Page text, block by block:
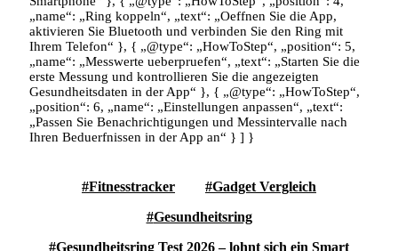
„name“: „Ring koppeln“, „text“: „Oeffnen Sie die App,
aktivieren Sie Bluetooth und verbinden Sie den Ring mit
Ihrem Telefon“ }, { „@type“: „HowToStep“, „position“: 5,
„name“: „Messwerte ueberpruefen“, „text“: „Starten Sie die
erste Messung und kontrollieren Sie die angezeigten
Gesundheitsdaten in der App“ }, { „@type“: „HowToStep“,
„position“: 6, „name“: „Einstellungen anpassen“, „text“:
„Passen Sie Benachrichtigungen und Messintervalle nach
Ihren Beduerfnissen in der App an“ } ] }
Fitnesstracker
Gadget Vergleich
Gesundheitsring
Gesundheitsring Test 2026 – lohnt sich ein Smart